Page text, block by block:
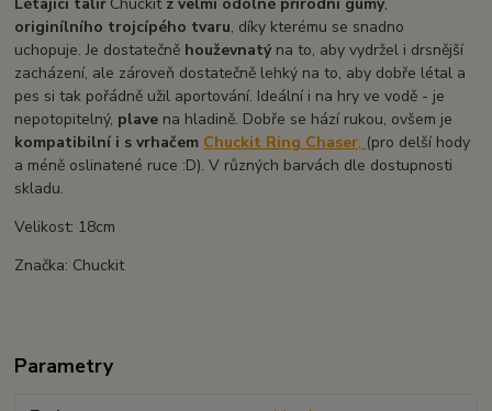
Létající talířChuckit z velmi odolné přírodní gumy,
originílního trojcípého tvaru, díky kterému se snadno
uchopuje. Je dostatečně houževnatýna to, aby vydržel i drsnější
zacházení, ale zároveň dostatečně lehký na to, aby dobře létal a
pes si tak pořádně užil aportování. Ideální i na hry ve vodě - je
nepotopitelný, plave na hladině. Dobře se hází rukou, ovšem je
kompatibilní i s vrhačem Chuckit Ring Chaser, (pro delší hody
a méně oslinatené ruce :D). V různých barvách dle dostupnosti
skladu.
Velikost: 18cm
Značka: Chuckit
Parametry